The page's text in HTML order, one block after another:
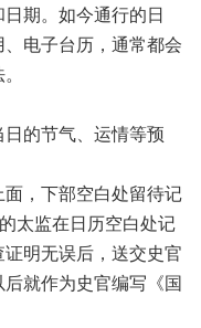
期。如今通行的日
电子台历，通常都会
的节气、运情等预
，下部空白处留待记
太监在日历空白处记
明无误后，送交史官
就作为史官编写《国